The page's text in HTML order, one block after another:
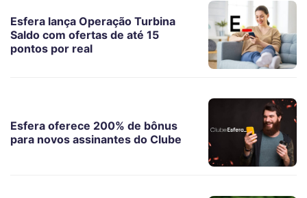
Esfera lança Operação Turbina
Saldo com ofertas de até 15
pontos por real
Esfera oferece 200% de bônus
para novos assinantes do Clube